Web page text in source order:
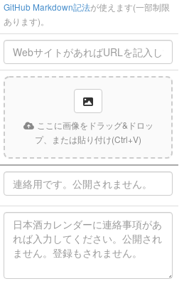
GitHub Markdown記法が使えます(一部制限
あります)。
ここに画像をドラッグ&ドロッ
プ、または貼り付け(Ctrl+V)